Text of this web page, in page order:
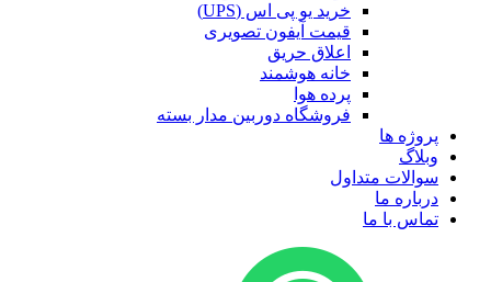
خرید یو پی اس (UPS)
قیمت آیفون تصویری
اعلاق حریق
خانه هوشمند
پرده هوا
فروشگاه دوربین مدار بسته
پروژه ها
وبلاگ
سوالات متداول
درباره ما
تماس با ما